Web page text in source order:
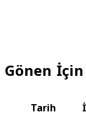
Gönen
Tarih